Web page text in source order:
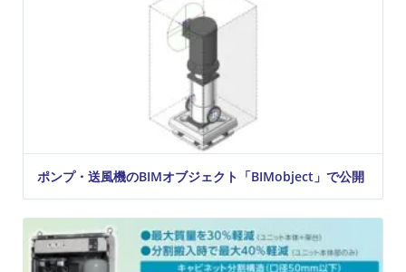
ポンプ・送風機のBIMオブジェクト「BIMobject」で公開